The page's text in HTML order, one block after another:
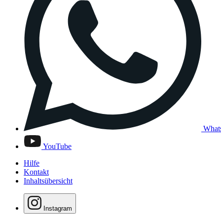
YouTube
Hilfe
Kontakt
Inhaltsübersicht
Instagram